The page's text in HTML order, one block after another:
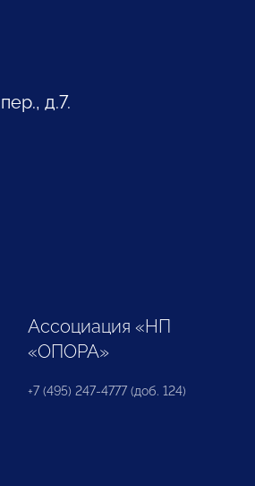
д.7.
Ассоциация «НП
«ОПОРА»
+7 (495) 247-4777 (доб. 124)